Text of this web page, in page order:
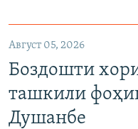
Август 05, 2026
Боздошти
ташкили
Душанбе